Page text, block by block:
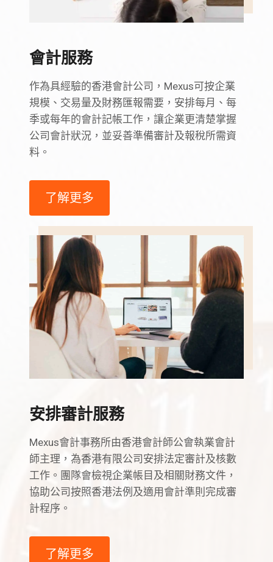
會計服務
作為具經驗的香港會計公司，Mexus可按企業
規模、交易量及財務匯報需要，安排每月、每
季或每年的會計記帳工作，讓企業更清楚掌握
公司會計狀況，並妥善準備審計及報稅所需資
料。
了解更多
安排審計服務
Mexus會計事務所由香港會計師公會執業會計
師主理，為香港有限公司安排法定審計及核數
工作。團隊會檢視企業帳目及相關財務文件，
協助公司按照香港法例及適用會計準則完成審
計程序。
了解更多